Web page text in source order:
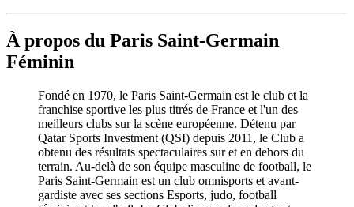
À propos du Paris Saint-Germain
Féminin
Fondé en 1970, le Paris Saint-Germain est le club et la
franchise sportive les plus titrés de France et l'un des
meilleurs clubs sur la scène européenne. Détenu par
Qatar Sports Investment (QSI) depuis 2011, le Club a
obtenu des résultats spectaculaires sur et en dehors du
terrain. Au-delà de son équipe masculine de football, le
Paris Saint-Germain est un club omnisports et avant-
gardiste avec ses sections Esports, judo, football